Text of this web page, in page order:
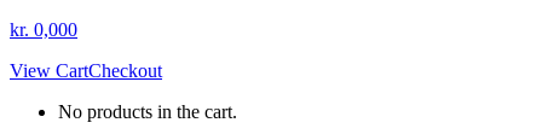
kr. 0,000
View CartCheckout
No products in the cart.